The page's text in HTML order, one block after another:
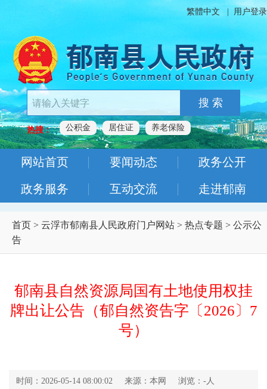
繁體中文 用户登录
搜 索
热搜： 公积金 居住证 养老保险
网站首页 要闻动态 政务公开
政务服务 互动交流 走进郁南
首页 > 云浮市郁南县人民政府门户网站 > 热点专题 > 公示公
告
郁南县自然资源局国有土地使用权挂
牌出让公告（郁自然资告字〔2026〕7
号）
时间：2026-05-14 08:00:02 来源：本网 浏览： - 人